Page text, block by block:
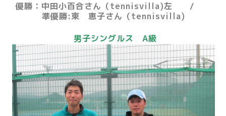
優勝：中田小百合さん（tennisvilla)左 /
準優勝:東 恵子さん（tennisvilla)
男子シングルス A級